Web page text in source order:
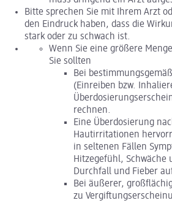
Bitte sprechen Sie mit Ihrem Arzt
den Eindruck haben, dass die
stark oder zu schwach ist.
Wenn Sie eine größere
Sie sollten
Bei
(Einreiben bzw.
rechnen.
Eine Überdosierung
Hautirritationen
in seltenen Fällen
Hitzegefühl, Schwäche
Durchfall und Fieber
Bei äußerer,
zu